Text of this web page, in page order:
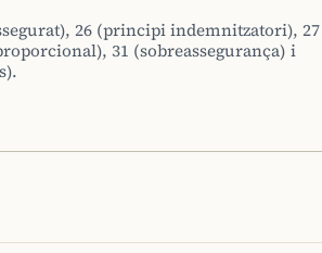
26 (principi indemnitzatori), 27
31 (sobreassegurança) i